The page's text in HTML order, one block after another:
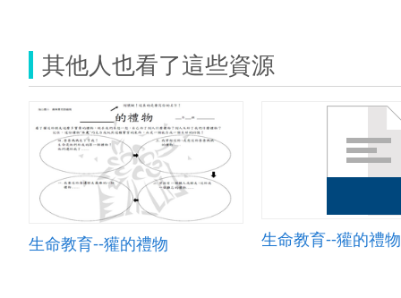
其他人也看了這些資源
生命教育--獾的禮物 生命教育--獾的禮物